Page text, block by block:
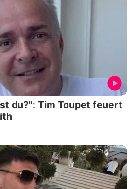
du?": Tim Toupet feuert